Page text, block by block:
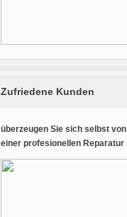
Zufriedene Kunden
überzeugen Sie sich selbst von
einer profesionellen Reparatur